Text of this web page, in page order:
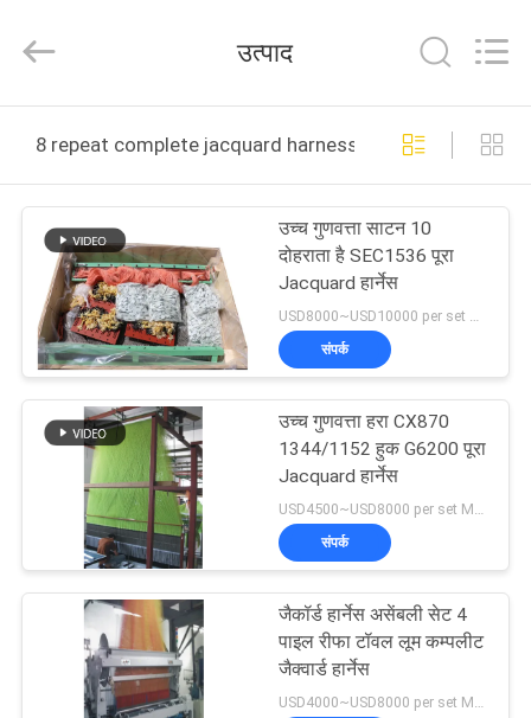
उत्पाद
वीडियो
हमारे
बारे
कारखाना
गुणवत्ता
नियंत्रण
Machinery
Co.,Ltd.
Reserved.
उत्पाद
8 repeat complete jacquard harness ऑनलाइन निर्माण
उच्च गुणवत्ता साटन 10
दोहराता है SEC1536 पूरा
Jacquard हार्नेस
USD8000~USD10000 per set MOQ:एक सेट
संपर्क
उच्च गुणवत्ता हरा CX870
1344/1152 हुक G6200 पूरा
Jacquard हार्नेस
संपर्क
जैकॉर्ड हार्नेस असेंबली सेट 4
पाइल रीफा टॉवल लूम कम्पलीट
जैक्वार्ड हार्नेस